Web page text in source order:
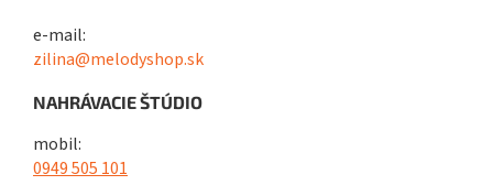
e-mail:
zilina@melodyshop.sk
NAHRÁVACIE ŠTÚDIO
mobil:
0949 505 101